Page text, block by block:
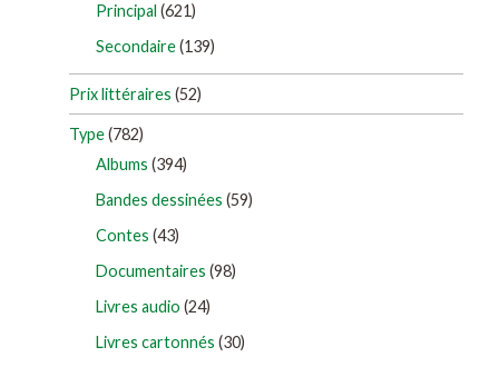
Principal (621)
Secondaire(139)
Prix littéraires (52)
Type(782)
Albums (394)
Bandes dessinées (59)
Contes (43)
Documentaires (98)
Livres audio (24)
Livres cartonnés (30)